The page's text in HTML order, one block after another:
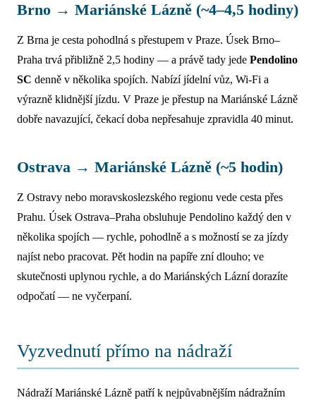
Brno → Mariánské Lázně (~4–4,5 hodiny)
Z Brna je cesta pohodlná s přestupem v Praze. Úsek Brno–
Praha trvá přibližně 2,5 hodiny — a právě tady jede Pendolino
SC denně v několika spojích. Nabízí jídelní vůz, Wi-Fi a
výrazně klidnější jízdu. V Praze je přestup na Mariánské Lázně
dobře navazující, čekací doba nepřesahuje zpravidla 40 minut.
Ostrava → Mariánské Lázně (~5 hodin)
Z Ostravy nebo moravskoslezského regionu vede cesta přes
Prahu. Úsek Ostrava–Praha obsluhuje Pendolino každý den v
několika spojích — rychle, pohodlně a s možností se za jízdy
najíst nebo pracovat. Pět hodin na papíře zní dlouho; ve
skutečnosti uplynou rychle, a do Mariánských Lázní dorazíte
odpočatí — ne vyčerpaní.
Vyzvednutí přímo na nádraží
Nádraží Mariánské Lázně patří k nejpůvabnějším nádražním